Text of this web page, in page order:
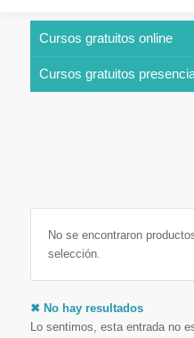
Cursos gratuitos online
Cursos gratuitos
No se encontraron
selección.
✖ No hay resultados
Lo sentimos, esta entrada no